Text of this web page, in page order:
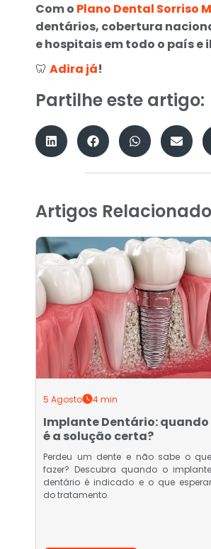
Com o Plano Dental Sorriso
dentários, cobertura
e hospitais em todo o país e
🦷 Adira já!
Partilhe este artigo:
Artigos
5 Agosto 4 min
Implante Dentário: quando
é a solução certa?
Perdeu um dente e não sabe o que
fazer? Descubra quando o implante
dentário é indicado e o que esperar
do tratamento.